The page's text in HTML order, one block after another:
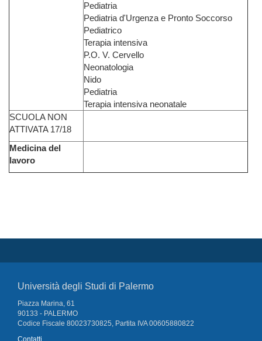
Pediatria
Pediatria d'Urgenza e Pronto Soccorso
Pediatrico
Terapia intensiva
P.O. V. Cervello
Neonatologia
Nido
Pediatria
Terapia intensiva neonatale
SCUOLA NON
ATTIVATA 17/18
Medicina del
lavoro
Università degli Studi di Palermo
Piazza Marina, 61
90133 - PALERMO
Codice Fiscale 80023730825, Partita IVA 00605880822